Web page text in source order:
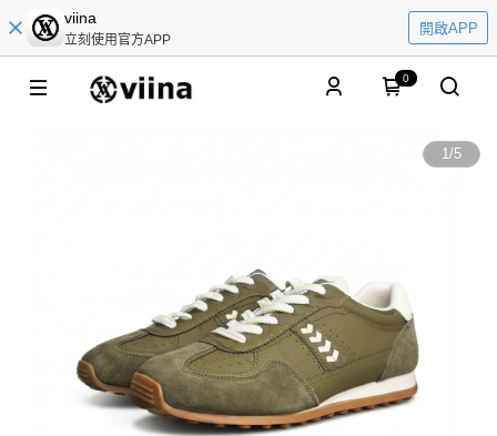
viina
立刻使用官方APP
開啟APP
0
1/5